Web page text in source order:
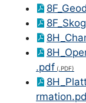
.pdf